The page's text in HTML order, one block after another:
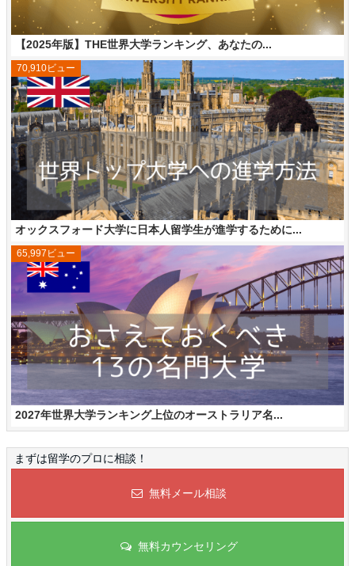
【2025年版】THE世界大学ランキング、あなたの...
オックスフォード大学に日本人留学生が進学するために...
70,910ビュー
2027年世界大学ランキング上位のオーストラリア名...
65,997ビュー
まずは留学のプロに相談！
無料メール相談
無料カウンセリング